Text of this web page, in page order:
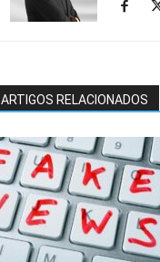
ARTIGOS RELACIONADOS